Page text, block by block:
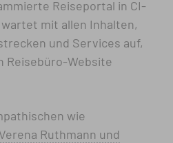
Reiseportal in CI-
mit allen Inhalten,
und Services auf,
Reisebüro-Website
wie
Ruthmann und